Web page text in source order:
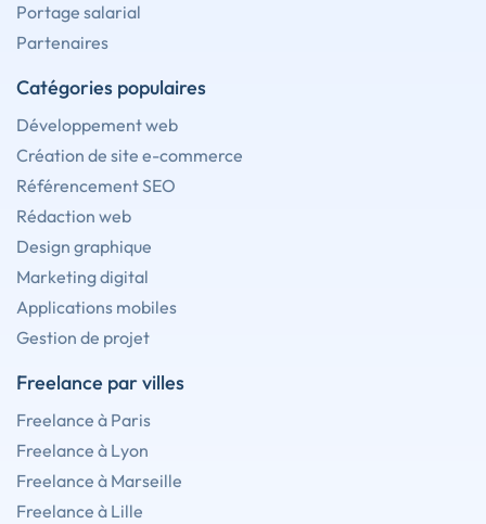
Portage salarial
Partenaires
Catégories populaires
Développement web
Création de site e-commerce
Référencement SEO
Rédaction web
Design graphique
Marketing digital
Applications mobiles
Gestion de projet
Freelance par villes
Freelance à Paris
Freelance à Lyon
Freelance à Marseille
Freelance à Lille